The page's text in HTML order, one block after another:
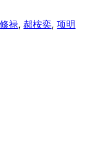
禄, 郝桉奕, 项明